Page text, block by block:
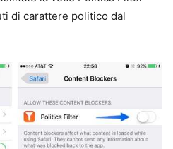
di carattere politico dal